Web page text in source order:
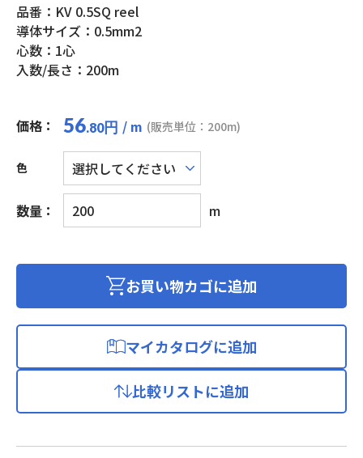
品番：KV 0.5SQ reel
導体サイズ：0.5mm2
心数：1心
入数/長さ：200m
価格： 56.80円 / m (販売単位：200m)
色
数量：
電
気
器
縁
線
m
お買い物カゴに追加
マイカタログに追加
比較リストに追加